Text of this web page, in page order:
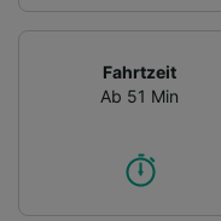
Fahrtzeit
Ab 51 Min